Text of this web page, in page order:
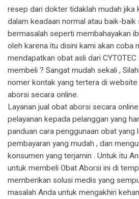
resep dari dokter tidaklah mudah jika
dalam keadaan normal atau baik-baik
bermasalah seperti membahayakan
oleh karena itu disini kami akan coba
mendapatkan obat asli dari CYTOTEC
membeli ? Sangat mudah sekali ,
nomer kontak yang tertera di
aborsi secara online.
Layanan jual obat aborsi secara
pelayanan kepada pelanggan yang
panduan cara penggunaan obat yang
pembayaran yang mudah , dan
konsumen yang terjamin . Untuk itu
untuk membeli Obat Aborsi ini di
memberikan solusi medis yang
masalah Anda untuk mengakhiri